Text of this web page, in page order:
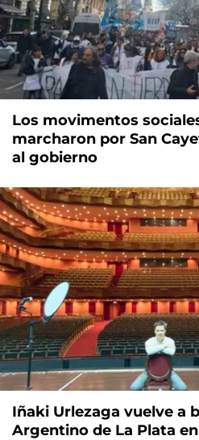
Los movimentos
marcharon por San
al gobierno
Iñaki Urlezaga vuelve a
Argentino de La Plata